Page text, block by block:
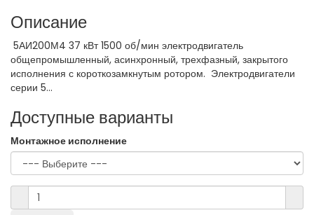
Описание
5АИ200М4 37 кВт 1500 об/мин электродвигатель
общепромышленный, асинхронный, трехфазный, закрытого
исполнения с короткозамкнутым ротором. Электродвигатели
серии 5...
Доступные варианты
Монтажное исполнение